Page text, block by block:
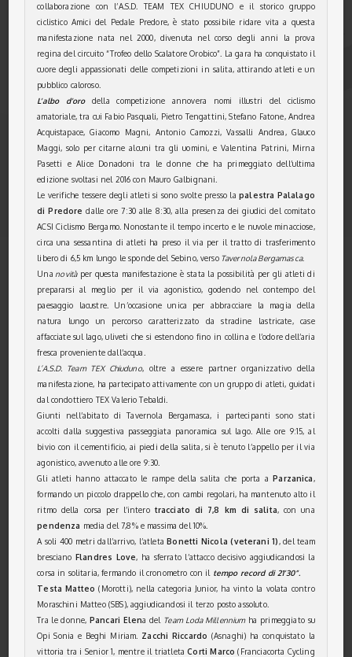
collaborazione con l’A.S.D. TEAM TEX CHIUDUNO e il storico gruppo
ciclistico Amici del Pedale Predore, è stato possibile ridare vita a questa
manifestazione nata nel 2000, divenuta nel corso degli anni la prova
regina del circuito “Trofeo dello Scalatore Orobico”. La gara ha conquistato il
cuore degli appassionati delle competizioni in salita, attirando atleti e un
pubblico caloroso.
L’albo d’orodella competizione annovera nomi illustri del ciclismo
amatoriale, tra cui Fabio Pasquali, Pietro Tengattini, Stefano Fatone, Andrea
Acquistapace, Giacomo Magni, Antonio Camozzi, Vassalli Andrea, Glauco
Maggi, solo per citarne alcuni tra gli uomini, e Valentina Patrini, Mirna
Pasetti e Alice Donadoni tra le donne che ha primeggiato dell’ultima
edizione svoltasi nel 2016 con Mauro Galbignani.
Le verifiche tessere degli atleti si sono svolte presso la palestra Palalago
di Predore dalle ore 7:30 alle 8:30, alla presenza dei giudici del comitato
ACSI Ciclismo Bergamo. Nonostante il tempo incerto e le nuvole minacciose,
circa una sessantina di atleti ha preso il via per il tratto di trasferimento
libero di 6,5 km lungo le sponde del Sebino, versoTavernola Bergamasca.
Una novitàper questa manifestazione è stata la possibilità per gli atleti di
prepararsi al meglio per il via agonistico, godendo nel contempo del
paesaggio lacustre. Un’occasione unica per abbracciare la magia della
natura lungo un percorso caratterizzato da stradine lastricate, case
affacciate sul lago, uliveti che si estendono fino in collina e l’odore dell’aria
fresca proveniente dall’acqua.
L’A.S.D. Team TEX Chiuduno, oltre a essere partner organizzativo della
manifestazione, ha partecipato attivamente con un gruppo di atleti, guidati
dal condottiero TEX Valerio Tebaldi.
Giunti nell’abitato di Tavernola Bergamasca, i partecipanti sono stati
accolti dalla suggestiva passeggiata panoramica sul lago. Alle ore 9:15, al
bivio con il cementificio, ai piedi della salita, si è tenuto l’appello per il via
agonistico, avvenuto alle ore 9:30.
Gli atleti hanno attaccato le rampe della salita che porta aParzanica,
formando un piccolo drappello che, con cambi regolari, ha mantenuto alto il
ritmo della corsa per l’interotracciato di 7,8 km di salita, con una
pendenza media del 7,8% e massima del 10%.
A soli 400 metri dall’arrivo, l’atleta Bonetti Nicola (veterani 1), del team
brescianoFlandres Love, ha sferrato l’attacco decisivo aggiudicandosi la
corsa in solitaria, fermando il cronometro con il tempo record di 21’30”.
Testa Matteo (Morotti), nella categoria Junior, ha vinto la volata contro
Moraschini Matteo (SBS), aggiudicandosi il terzo posto assoluto.
Tra le donne, Pancari Elena del Team Loda Millenniumha primeggiato su
Opi Sonia e Beghi Miriam. Zacchi Riccardo (Asnaghi) ha conquistato la
vittoria tra i Senior 1, mentre il triatletaCorti Marco (Franciacorta Cycling